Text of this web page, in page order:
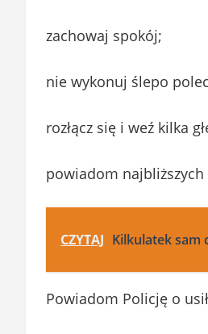
zachowaj spokój;
nie wykonuj ślepo
rozłącz się i weź kilka
powiadom
CZYTAJ Kilkulatek sam
Powiadom Policję o